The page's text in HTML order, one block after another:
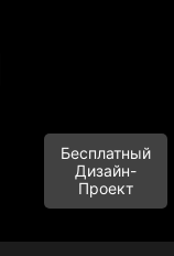
Бесплатный
Дизайн-
Проект